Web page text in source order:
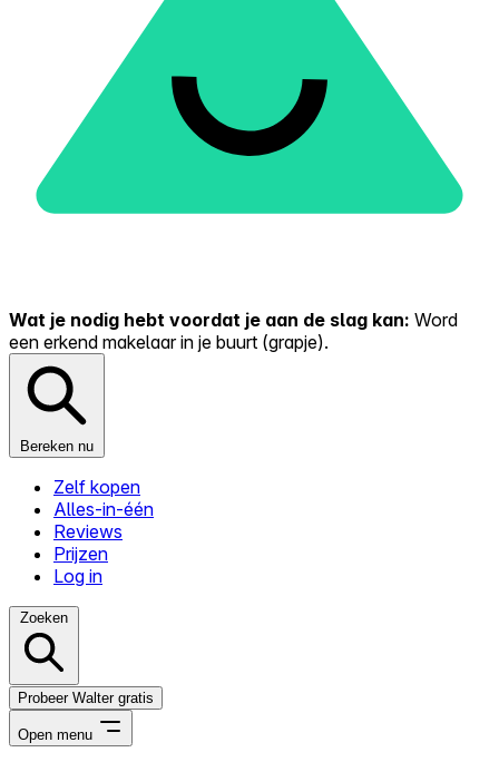
Wat je nodig hebt voordat je aan de slag kan: Word
een erkend makelaar in je buurt (grapje).
Bereken nu
Zelf kopen
Alles-in-één
Reviews
Prijzen
Log in
Zoeken
Probeer Walter gratis
Open menu